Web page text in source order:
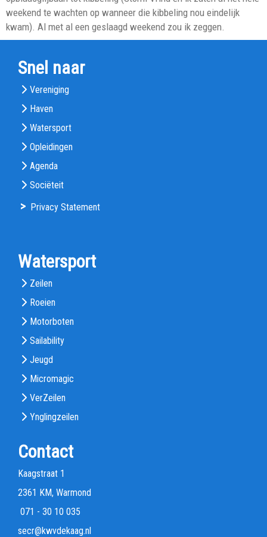
weekend te wachten op wanneer die kibbeling nou eindelijk
kwam). Al met al een geslaagd weekend zou ik zeggen.
Snel naar
Vereniging
Haven
Watersport
Opleidingen
Agenda
Sociëteit
> Privacy Statement
Watersport
Zeilen
Roeien
Motorboten
Sailability
Jeugd
Micromagic
VerZeilen
Ynglingzeilen
Contact
Kaagstraat 1
2361 KM, Warmond
071 - 30 10 035
rces@kwvdekaag.nl